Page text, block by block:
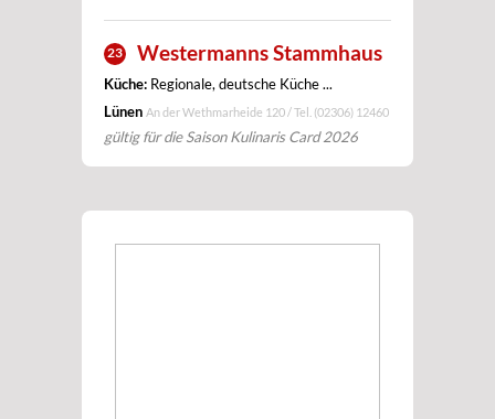
23 Westermanns Stammhaus
Küche: Regionale, deutsche Küche ...
Lünen An der Wethmarheide 120 / Tel. (02306) 12460
gültig für die Saison Kulinaris Card 2026